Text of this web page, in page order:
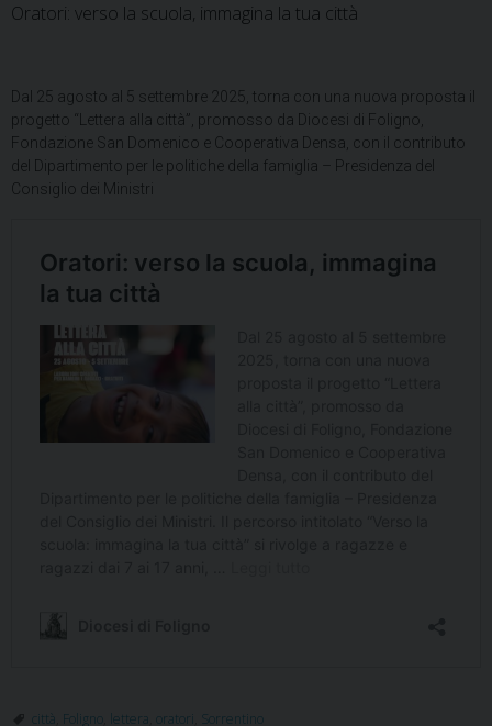
Oratori: verso la scuola, immagina la tua città
Dal 25 agosto al 5 settembre 2025, torna con una nuova proposta il
progetto “Lettera alla città”, promosso da Diocesi di Foligno,
Fondazione San Domenico e Cooperativa Densa, con il contributo
del Dipartimento per le politiche della famiglia – Presidenza del
Consiglio dei Ministri
città Foligno lettera oratori Sorrentino